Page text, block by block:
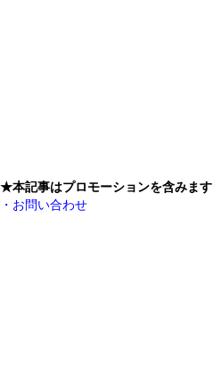
★本記事はプロモーションを含みます
・お問い合わせ